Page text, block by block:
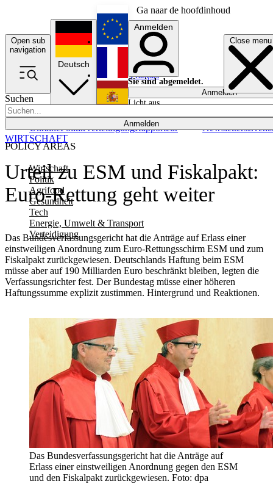
Ga naar de hoofdinhoud
Open sub
navigation
Close menu
Suchen
Anmelden
POLICY AREAS
Wirtschaft
Politik
Agrifood
Gesundheit
Tech
Energie, Umwelt & Transport
Verteidigung
UkrainePolitikVerteidigungRapporteur NewslettersEvents
Deutsch
English
Français
Anmelden
Sie sind abgemeldet.
Anmelden
Licht aus
Urteil zu ESM und Fiskalpakt:
Euro-Rettung geht weiter
Das Bundesverfassungsgericht hat die Anträge auf Erlass einer
einstweiligen Anordnung zum Euro-Rettungsschirm ESM und zum
Fiskalpakt zurückgewiesen. Deutschlands Haftung beim ESM
müsse aber auf 190 Milliarden Euro beschränkt bleiben, legten die
Verfassungsrichter fest. Der Bundestag müsse einer höheren
Haftungssumme explizit zustimmen. Hintergrund und Reaktionen.
WIRTSCHAFT
Das Bundesverfassungsgericht hat die Anträge auf
Erlass einer einstweiligen Anordnung gegen den ESM
und den Fiskalpakt zurückgewiesen. Foto: dpa